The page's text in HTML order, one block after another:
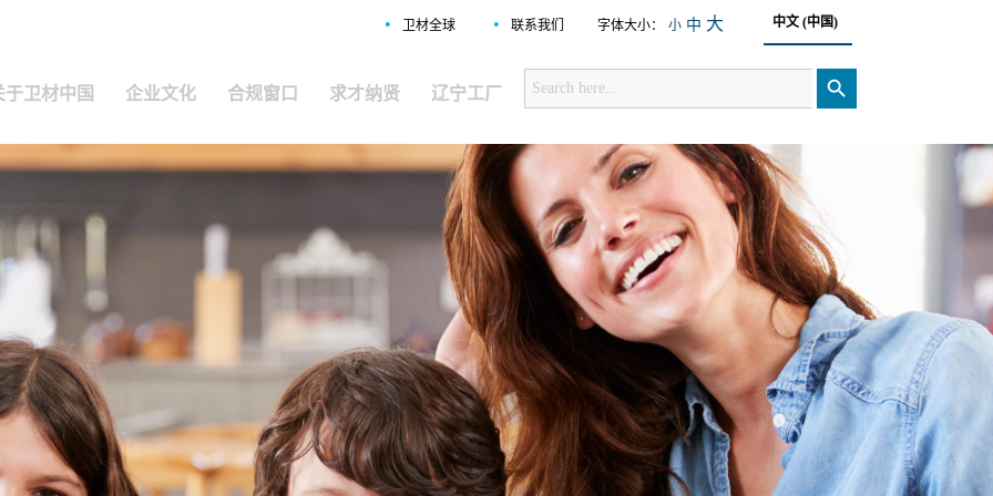
中文 (中国)
字体大小： 小 中 大
• 卫材全球 • 联系我们
于卫材中国 企业文化 合规窗口 求才纳贤 辽宁工厂
for:
搜索按钮